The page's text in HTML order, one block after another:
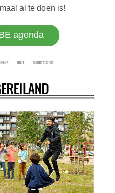
al te doen is!
agenda